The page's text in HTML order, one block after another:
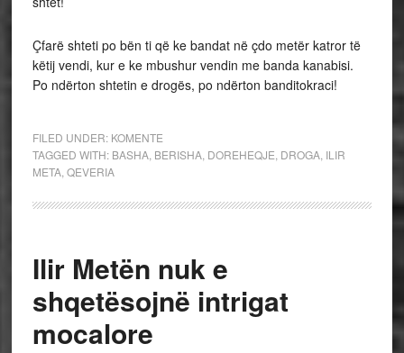
Çfarë shteti po bën ti që ke bandat në çdo metër katror të
këtij vendi, kur e ke mbushur vendin me banda kanabisi.
Po ndërton shtetin e drogës, po ndërton banditokraci!
FILED UNDER: KOMENTE
TAGGED WITH: BASHA, BERISHA, DOREHEQJE DROGA, ILIR
META, QEVERIA
Ilir Metën nuk e
shqetësojnë intrigat
mocalore